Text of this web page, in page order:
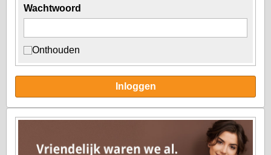
Wachtwoord
Onthouden
Inloggen